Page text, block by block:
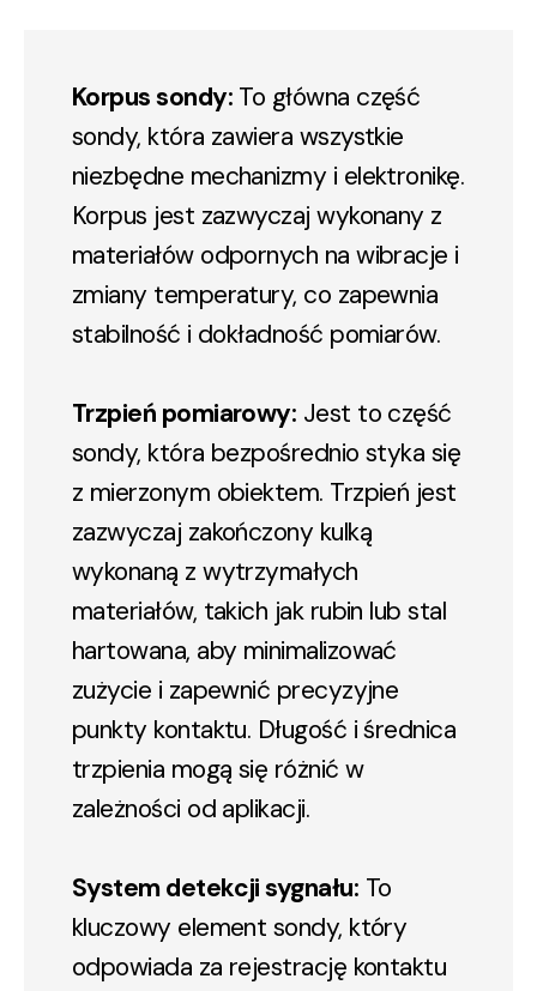
Korpus sondy:To główna część
sondy, która zawiera wszystkie
niezbędne mechanizmy i elektronikę.
Korpus jest zazwyczaj wykonany z
materiałów odpornych na wibracje i
zmiany temperatury, co zapewnia
stabilność i dokładność pomiarów.
Trzpień pomiarowy: Jest to część
sondy, która bezpośrednio styka się
z mierzonym obiektem. Trzpień jest
zazwyczaj zakończony kulką
wykonaną z wytrzymałych
materiałów, takich jak rubin lub stal
hartowana, aby minimalizować
zużycie i zapewnić precyzyjne
punkty kontaktu. Długość i średnica
trzpienia mogą się różnić w
zależności od aplikacji.
System detekcji sygnału: To
kluczowy element sondy, który
odpowiada za rejestrację kontaktu